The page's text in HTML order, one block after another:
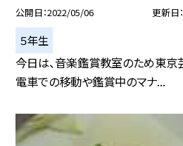
公開日 2022/05/06 更新日
５年生
今日は、音楽鑑賞教室のため東京
電車での移動や鑑賞中のマナ...